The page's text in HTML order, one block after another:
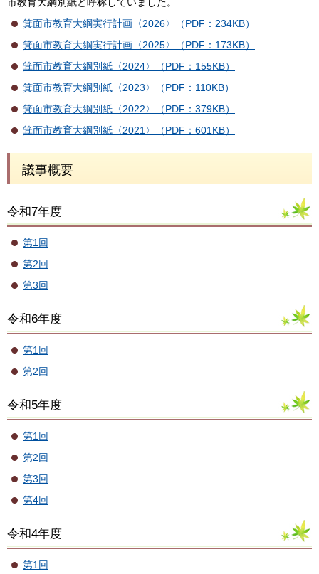
市教育大綱別紙と呼称していました。
箕面市教育大綱実行計画〈2026〉（PDF：234KB）
箕面市教育大綱実行計画〈2025〉（PDF：173KB）
箕面市教育大綱別紙〈2024〉（PDF：155KB）
箕面市教育大綱別紙〈2023〉（PDF：110KB）
箕面市教育大綱別紙〈2022〉（PDF：379KB）
箕面市教育大綱別紙〈2021〉（PDF：601KB）
議事概要
令和7年度
第1回
第2回
第3回
令和6年度
第1回
第2回
令和5年度
第1回
第2回
第3回
第4回
令和4年度
第1回